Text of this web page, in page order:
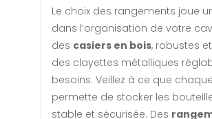
Le choix des rangements joue
dans l’organisation de votre
des casiers en bois, robustes
des clayettes métalliques
besoins. Veillez à ce que
permette de stocker les
stable et sécurisée. Des